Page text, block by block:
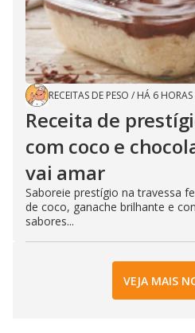
RECEITAS DE PESO / HÁ 6 HORAS
Receita de
com coco e
vai amar
Saboreie prestígio na travessa
de coco, ganache brilhante e
sabores...
VEJA MAIS